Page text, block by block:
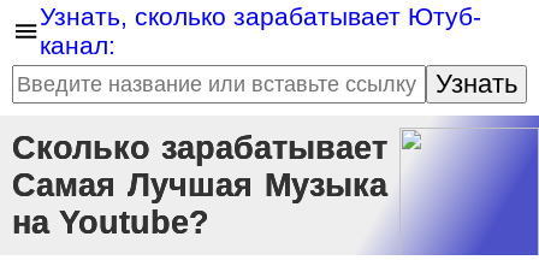
Узнать, сколько зарабатывает Ютуб-
канал:
Узнать
Сколько зарабатывает
Самая Лучшая Музыка
на Youtube?